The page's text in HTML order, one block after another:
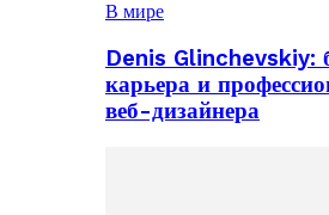
В мире
Denis Glinchevskiy:
карьера и
веб-дизайнера